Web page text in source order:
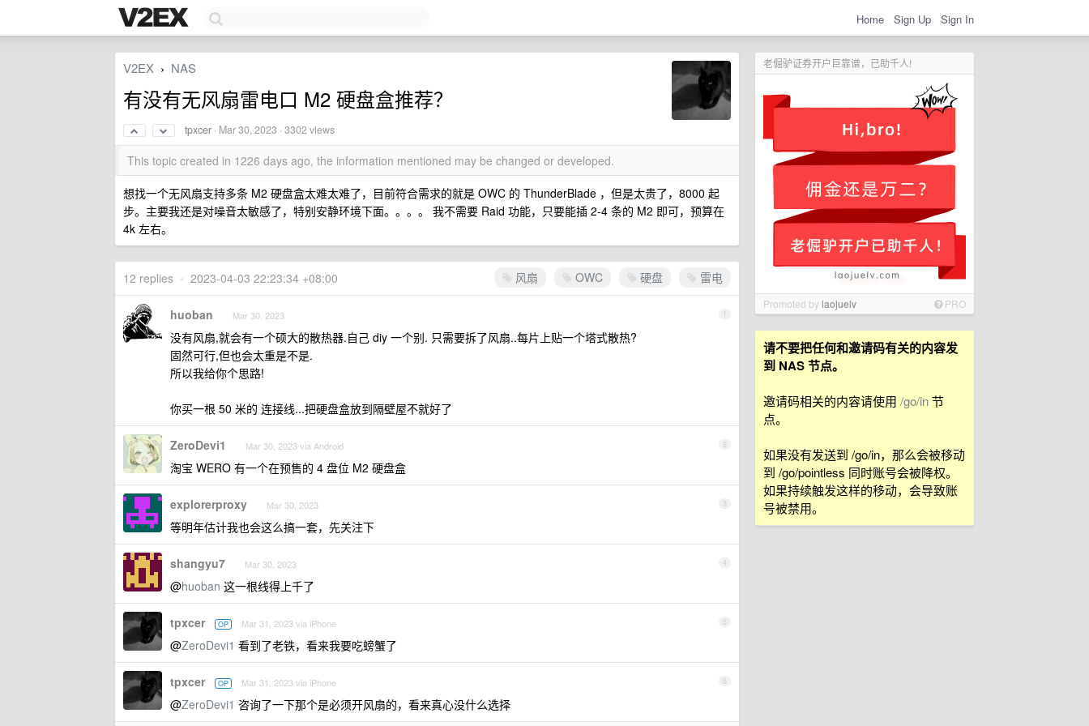
Home Sign Up Sign In
老倔驴证券开户巨靠谱，已助千人!
Promoted bylaojuelv PRO
请不要把任何和邀请码有关的内容发
到 NAS 节点。
邀请码相关的内容请使用 /go/in节
点。
如果没有发送到 /go/in，那么会被移动
到 /go/pointless 同时账号会被降权。
如果持续触发这样的移动，会导致账
号被禁用。
V2EX › NAS
有没有无风扇雷电口 M2 硬盘盒推荐？
tpxcer · Mar 30, 2023 · 3302 views
This topic created in 1226 days ago, the information mentioned may be changed or developed.
想找一个无风扇支持多条 M2 硬盘盒太难太难了，目前符合需求的就是 OWC 的 ThunderBlade ，但是太贵了，8000 起
步。主要我还是对噪音太敏感了，特别安静环境下面。。。。 我不需要 Raid 功能，只要能插 2-4 条的 M2 即可，预算在
4k 左右。
风扇 OWC 硬盘 雷电
12 replies • 2023-04-03 22:23:34 +08:00
1
huoban Mar 30, 2023
没有风扇,就会有一个硕大的散热器.自己 diy 一个别. 只需要拆了风扇..每片上贴一个塔式散热?
固然可行,但也会太重是不是.
所以我给你个思路!
你买一根 50 米的 连接线...把硬盘盒放到隔壁屋不就好了
2
ZeroDevi1 Mar 30, 2023 via Android
淘宝 WERO 有一个在预售的 4 盘位 M2 硬盘盒
3
explorerproxy Mar 30, 2023
等明年估计我也会这么搞一套，先关注下
4
shangyu7 Mar 30, 2023
@huoban 这一根线得上千了
5
tpxcer OP Mar 31, 2023 via iPhone
@ZeroDevi1 看到了老铁，看来我要吃螃蟹了
6
tpxcer OP Mar 31, 2023 via iPhone
@ZeroDevi1 咨询了一下那个是必须开风扇的，看来真心没什么选择